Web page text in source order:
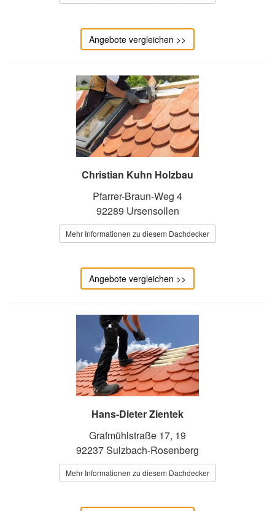
Angebote vergleichen >>
Christian Kuhn Holzbau
Pfarrer-Braun-Weg 4
92289 Ursensollen
Mehr Informationen zu diesem Dachdecker
Angebote vergleichen >>
Hans-Dieter Zientek
Grafmühlstraße 17, 19
92237 Sulzbach-Rosenberg
Mehr Informationen zu diesem Dachdecker